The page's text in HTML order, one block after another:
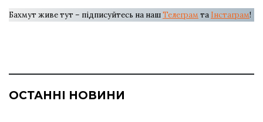
Бахмут живе тут – підписуйтесь на нашТелеграм та Інстаграм!
ОСТАННІ НОВИНИ